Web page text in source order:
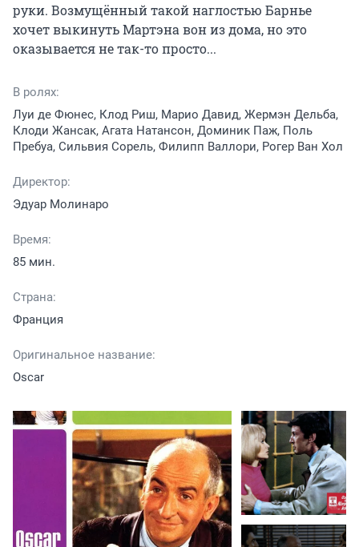
руки. Возмущённый такой наглостью Барнье
хочет выкинуть Мартэна вон из дома, но это
оказывается не так-то просто...
В ролях:
Луи де Фюнес, Клод Риш, Марио Давид, Жермэн Дельба,
Клоди Жансак, Агата Натансон, Доминик Паж, Поль
Пребуа, Сильвия Сорель, Филипп Валлори, Рогер Ван Хол
Директор:
Эдуар Молинаро
Время:
85 мин.
Страна:
Франция
Оригинальное название:
Oscar